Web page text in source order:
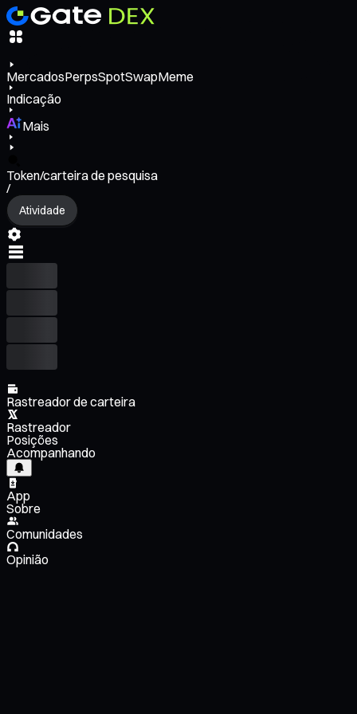
MercadosPerpsSpotSwapMeme
Indicação
Mais
Token/carteira de pesquisa
/
Atividade
Rastreador de carteira
Rastreador
Posições
Acompanhando
App
Sobre
Comunidades
Opinião